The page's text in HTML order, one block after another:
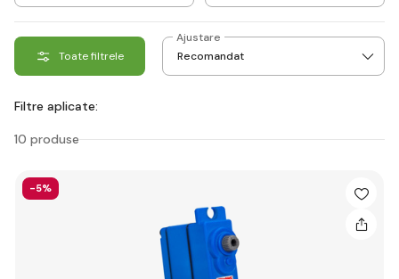
Toate filtrele
Ajustare
Filtre aplicate:
10 produse
-5%